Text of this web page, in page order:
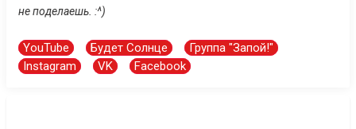
не поделаешь. :^)
YouTube Будет Солнце
Группа "Запой!"
Instagram
VK Facebook